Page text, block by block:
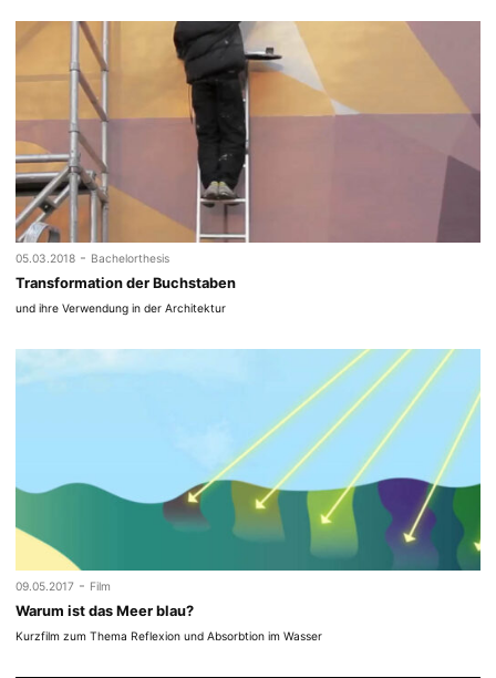
05.03.2018 - Bachelorthesis
Transformation der Buchstaben
und ihre Verwendung in der Architektur
09.05.2017 - Film
Warum ist das Meer blau?
Kurzfilm zum Thema Reflexion und Absorbtion im Wasser